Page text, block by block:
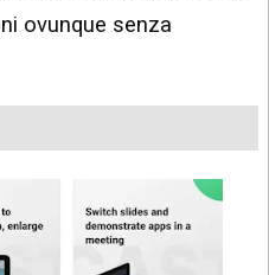
ovunque senza